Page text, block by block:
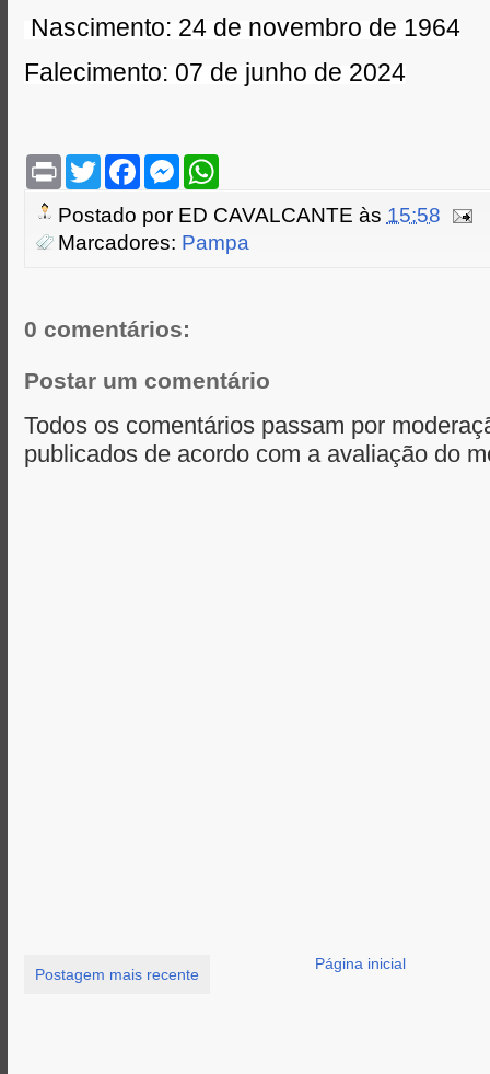
Nascimento: 24 de novembro de 1964
Falecimento: 07 de junho de 2024
P
n
t
T
w
t
e
F
e
o
M
s
e
n
W
t
A
Postado por ED CAVALCANTE às 15:58
Marcadores: Pampa
0 comentários:
Postar um comentário
Todos os comentários passam por
publicados de acordo com a avaliação do
Postagem mais recente
Página inicial